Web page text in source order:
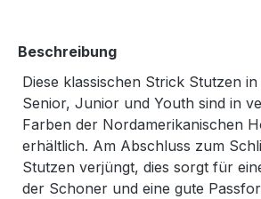
Beschreibung
Diese klassischen Strick Stutzen
Senior, Junior und Youth sind in
Farben der Nordamerikanischen
erhältlich. Am Abschluss zum
Stutzen verjüngt, dies sorgt für
der Schoner und eine gute